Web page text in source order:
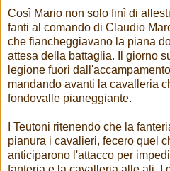
Così Mario non solo finì di
fanti al comando di Claudio
che fiancheggiavano la piana
attesa della battaglia. Il giorno
legione fuori
mandando avanti la cavalleria
fondovalle pianeggiante.
I Teutoni ritenendo che la
pianura i cavalieri, fecero quel
anticiparono l'attacco per